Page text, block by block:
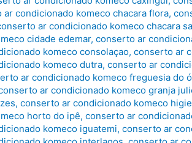
ar condicionado komeco chacara flora,
ar condicionado komeco chacara
cidade edemar,conserto ar
komeco consolaçao,conserto ar
komeco dutra,conserto ar
ar condicionado komeco freguesia do ó
ar condicionado komeco granja
,conserto ar condicionado komeco
horto do ipê,conserto ar
komeco iguatemi,conserto ar